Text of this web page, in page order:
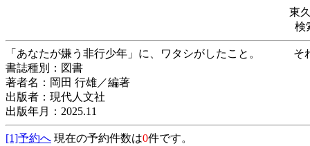
東
検
「あなたが嫌う非行少年」に、ワタシがしたこ
書誌種別：図書
著者名：岡田 行雄／編著
出版者：現代人文社
出版年月：2025.11
[1]予約へ 現在の予約件数は0件です。